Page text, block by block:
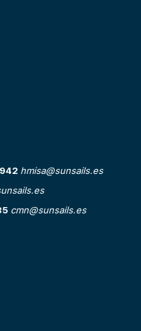
hmisa@sunsails.es
cmn@sunsails.es